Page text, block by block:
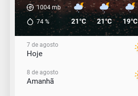
1004 mb
74 % 21°C 21°C 19°C
7 de agosto
Hoje
8 de agosto
Amanhã